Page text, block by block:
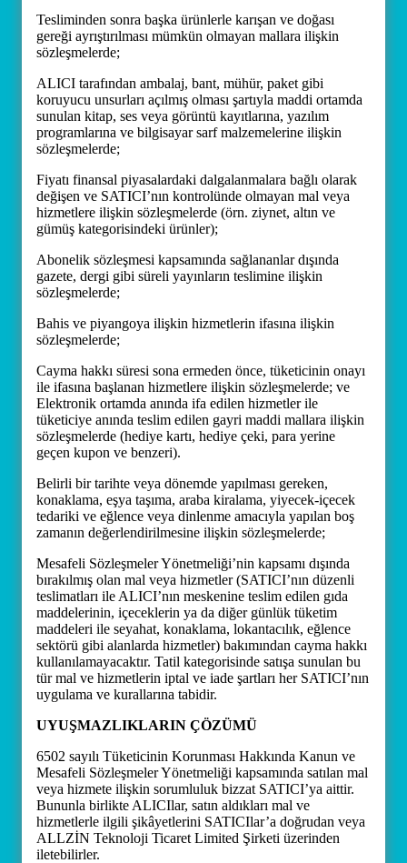
Tesliminden sonra başka ürünlerle karışan ve doğası
gereği ayrıştırılması mümkün olmayan mallara ilişkin
sözleşmelerde;
ALICI tarafından ambalaj, bant, mühür, paket gibi
koruyucu unsurları açılmış olması şartıyla maddi ortamda
sunulan kitap, ses veya görüntü kayıtlarına, yazılım
programlarına ve bilgisayar sarf malzemelerine ilişkin
sözleşmelerde;
Fiyatı finansal piyasalardaki dalgalanmalara bağlı olarak
değişen ve SATICI’nın kontrolünde olmayan mal veya
hizmetlere ilişkin sözleşmelerde (örn. ziynet, altın ve
gümüş kategorisindeki ürünler);
Abonelik sözleşmesi kapsamında sağlananlar dışında
gazete, dergi gibi süreli yayınların teslimine ilişkin
sözleşmelerde;
Bahis ve piyangoya ilişkin hizmetlerin ifasına ilişkin
sözleşmelerde;
Cayma hakkı süresi sona ermeden önce, tüketicinin onayı
ile ifasına başlanan hizmetlere ilişkin sözleşmelerde; ve
Elektronik ortamda anında ifa edilen hizmetler ile
tüketiciye anında teslim edilen gayri maddi mallara ilişkin
sözleşmelerde (hediye kartı, hediye çeki, para yerine
geçen kupon ve benzeri).
Belirli bir tarihte veya dönemde yapılması gereken,
konaklama, eşya taşıma, araba kiralama, yiyecek-içecek
tedariki ve eğlence veya dinlenme amacıyla yapılan boş
zamanın değerlendirilmesine ilişkin sözleşmelerde;
Mesafeli Sözleşmeler Yönetmeliği’nin kapsamı dışında
bırakılmış olan mal veya hizmetler (SATICI’nın düzenli
teslimatları ile ALICI’nın meskenine teslim edilen gıda
maddelerinin, içeceklerin ya da diğer günlük tüketim
maddeleri ile seyahat, konaklama, lokantacılık, eğlence
sektörü gibi alanlarda hizmetler) bakımından cayma hakkı
kullanılamayacaktır. Tatil kategorisinde satışa sunulan bu
tür mal ve hizmetlerin iptal ve iade şartları her SATICI’nın
uygulama ve kurallarına tabidir.
UYUŞMAZLIKLARIN ÇÖZÜMÜ
6502 sayılı Tüketicinin Korunması Hakkında Kanun ve
Mesafeli Sözleşmeler Yönetmeliği kapsamında satılan mal
veya hizmete ilişkin sorumluluk bizzat SATICI’ya aittir.
Bununla birlikte ALICIlar, satın aldıkları mal ve
hizmetlerle ilgili şikâyetlerini SATICIlar’a doğrudan veya
ALLZİN Teknoloji Ticaret Limited Şirketi üzerinden
iletebilirler.